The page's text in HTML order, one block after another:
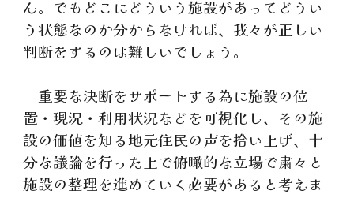
ん。でもどこにどういう施設があってどうい
う状態なのか分からなければ、我々が正しい
判断をするのは難しいでしょう。
重要な決断をサポートする為に施設の位
置・現況・利用状況などを可視化し、その施
設の価値を知る地元住民の声を拾い上げ、十
分な議論を行った上で俯瞰的な立場で粛々と
施設の整理を進めていく必要があると考えま